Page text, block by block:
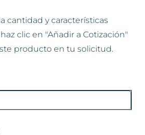
cantidad y características
clic en "Añadir a Cotización"
producto en tu solicitud.